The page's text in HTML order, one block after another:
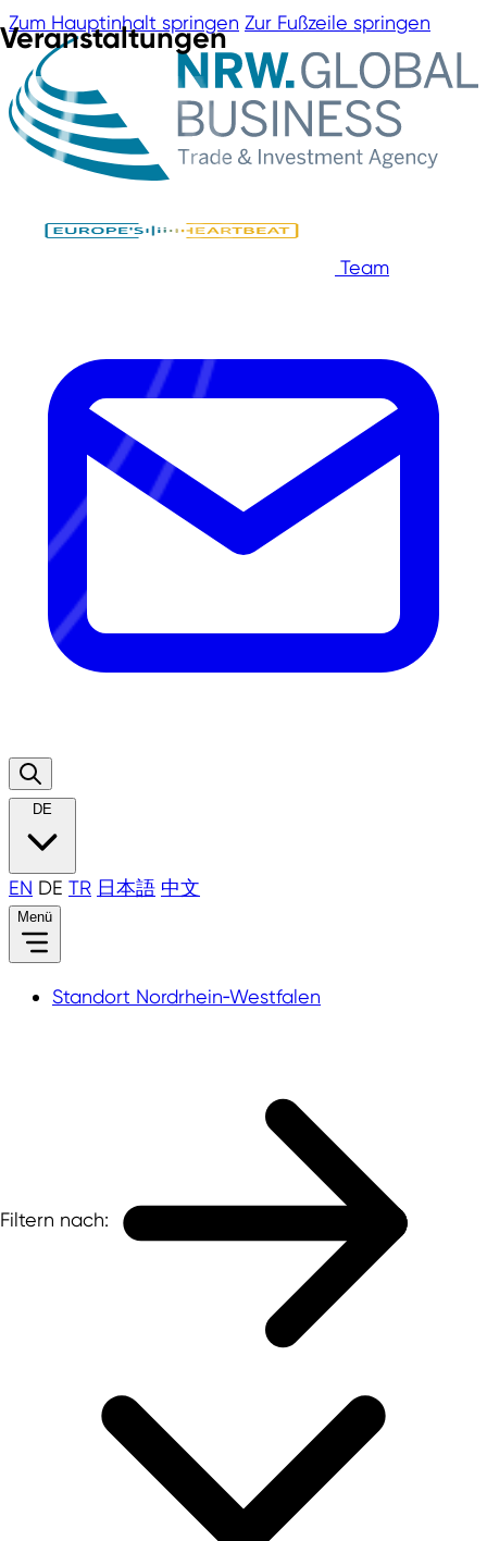
Zum Hauptinhalt springen Zur Fußzeile springen
Team
DE
EN DE TR 日本語 中文
Menü
Standort Nordrhein‑Westfalen
Veranstaltungen
Filtern nach: